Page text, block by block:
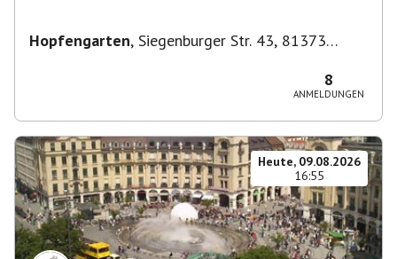
Hopfengarten, Siegenburger Str. 43, 81373
8
ANMELDUNGEN
Heute, 09.08.2026
16:55